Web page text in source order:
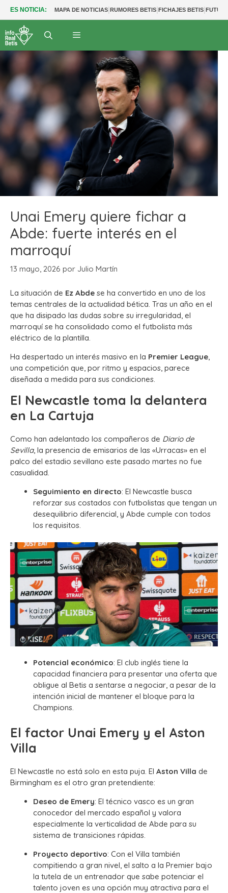
ES NOTICIA: MAPA DE NOTICIAS|RUMORES BETIS|FICHAJES BETIS|
Unai Emery quiere fichar a
Abde: fuerte interés en el
marroquí
13 mayo, 2026 por Julio Martín
La situación de Ez Abde se ha convertido en uno de los
temas centrales de la actualidad bética. Tras un año en el
que ha disipado las dudas sobre su irregularidad, el
marroquí se ha consolidado como el futbolista más
eléctrico de la plantilla.
Ha despertado un interés masivo en la Premier League,
una competición que, por ritmo y espacios, parece
diseñada a medida para sus condiciones.
El Newcastle toma la delantera
en La Cartuja
Como han adelantado los compañeros de Diario de
Sevilla, la presencia de emisarios de las «Urracas» en el
palco del estadio sevillano este pasado martes no fue
casualidad.
Seguimiento en directo: El Newcastle busca
reforzar sus costados con futbolistas que tengan un
desequilibrio diferencial, y Abde cumple con todos
los requisitos.
Potencial económico: El club inglés tiene la
capacidad financiera para presentar una oferta que
obligue al Betis a sentarse a negociar, a pesar de la
intención inicial de mantener el bloque para la
Champions.
El factor Unai Emery y el Aston
Villa
El Newcastle no está solo en esta puja. El Aston Villa de
Birmingham es el otro gran pretendiente:
Deseo de Emery: El técnico vasco es un gran
conocedor del mercado español y valora
especialmente la verticalidad de Abde para su
sistema de transiciones rápidas.
Proyecto deportivo: Con el Villa también
compitiendo a gran nivel, el salto a la Premier bajo
la tutela de un entrenador que sabe potenciar el
talento joven es una opción muy atractiva para el